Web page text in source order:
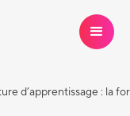
d’apprentissage : la